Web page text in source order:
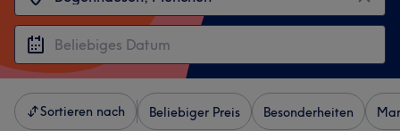
Sortieren nach Beliebiger Preis Besonderheiten